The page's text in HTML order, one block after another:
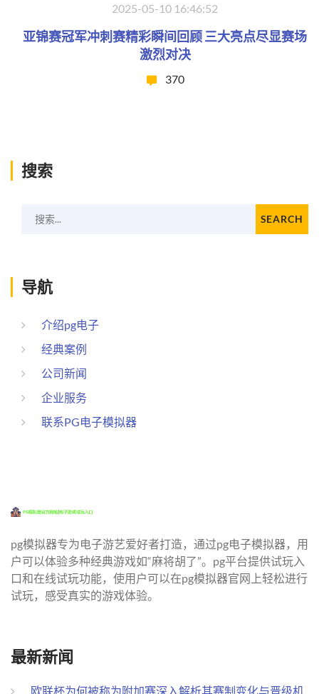
2025-05-10 16:46:52
亚锦赛冠军冲刺赛精彩瞬间回顾 三大亮点尽显赛场
激烈对决
370
搜索
搜索... SEARCH
导航
介绍pg电子
经典案例
公司新闻
企业服务
联系PG电子模拟器
pg模拟器专为电子游艺爱好者打造，通过pg电子模拟器，用
户可以体验多种经典游戏如“麻将胡了”。pg平台提供试玩入
口和在线试玩功能，使用户可以在pg模拟器官网上轻松进行
试玩，感受真实的游戏体验。
最新新闻
欧联杯为何被称为附加赛深入解析其赛制变化与晋级机